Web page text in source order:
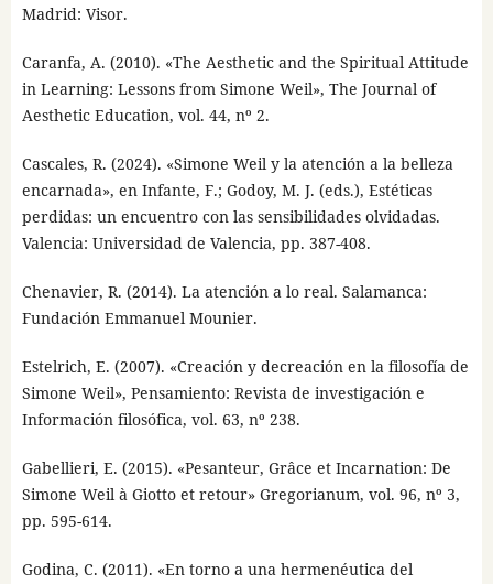
Madrid: Visor.
Caranfa, A. (2010). «The Aesthetic and the Spiritual Attitude
in Learning: Lessons from Simone Weil», The Journal of
Aesthetic Education, vol. 44, nº 2.
Cascales, R. (2024). «Simone Weil y la atención a la belleza
encarnada», en Infante, F.; Godoy, M. J. (eds.), Estéticas
perdidas: un encuentro con las sensibilidades olvidadas.
Valencia: Universidad de Valencia, pp. 387-408.
Chenavier, R. (2014). La atención a lo real. Salamanca:
Fundación Emmanuel Mounier.
Estelrich, E. (2007). «Creación y decreación en la filosofía de
Simone Weil», Pensamiento: Revista de investigación e
Información filosófica, vol. 63, nº 238.
Gabellieri, E. (2015). «Pesanteur, Grâce et Incarnation: De
Simone Weil à Giotto et retour» Gregorianum, vol. 96, nº 3,
pp. 595-614.
Godina, C. (2011). «En torno a una hermenéutica del